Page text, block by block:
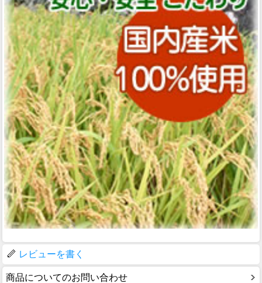
レビューを書く
商品についてのお問い合わせ